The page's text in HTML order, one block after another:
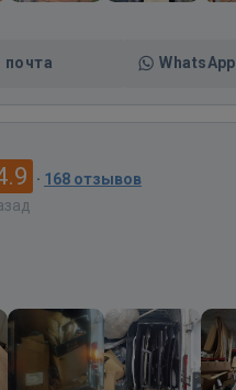
почта WhatsApp
· 168 отзывов